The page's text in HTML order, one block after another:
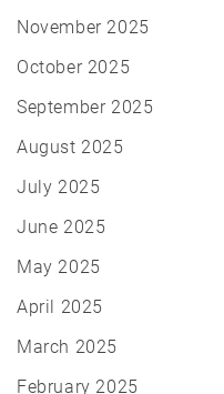
November 2025
October 2025
September 2025
August 2025
July 2025
June 2025
May 2025
April 2025
March 2025
February 2025